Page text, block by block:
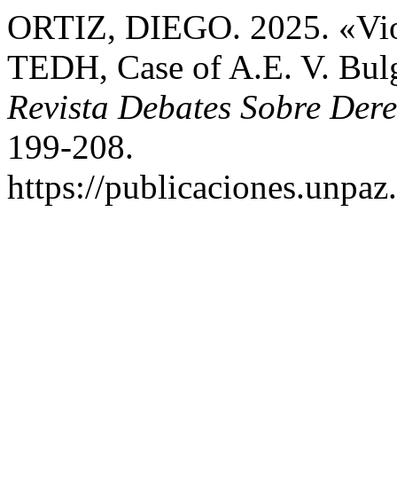
ORTIZ, DIEGO. 2025.
TEDH, Case of A.E. V.
Revista Debates Sobre
199-208.
https://